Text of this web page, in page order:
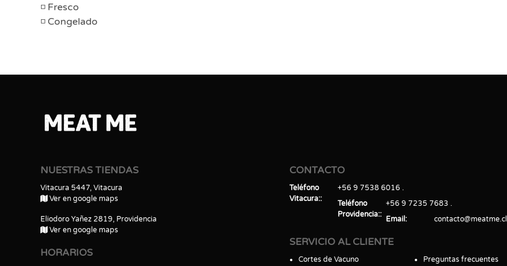
Fresco
Congelado
NUESTRAS TIENDAS
Vitacura 5447, Vitacura
Ver en google maps
Eliodoro Yañez 2819, Providencia
Ver en google maps
HORARIOS
CONTACTO
Teléfono
Vitacura:
+56 9 7538 6016
Teléfono
Providencia:
+56 9 7235 7683
Email
contacto@meatme.cl
SERVICIO AL CLIENTE
Cortes de Vacuno Preguntas frecuentes